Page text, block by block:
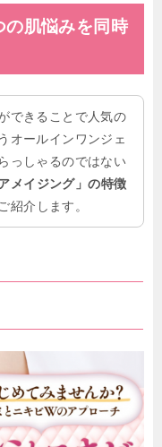
の肌悩みを同時
できることで人気の
オールインワンジェ
っしゃるのではない
アメイジング」の特徴
紹介します。